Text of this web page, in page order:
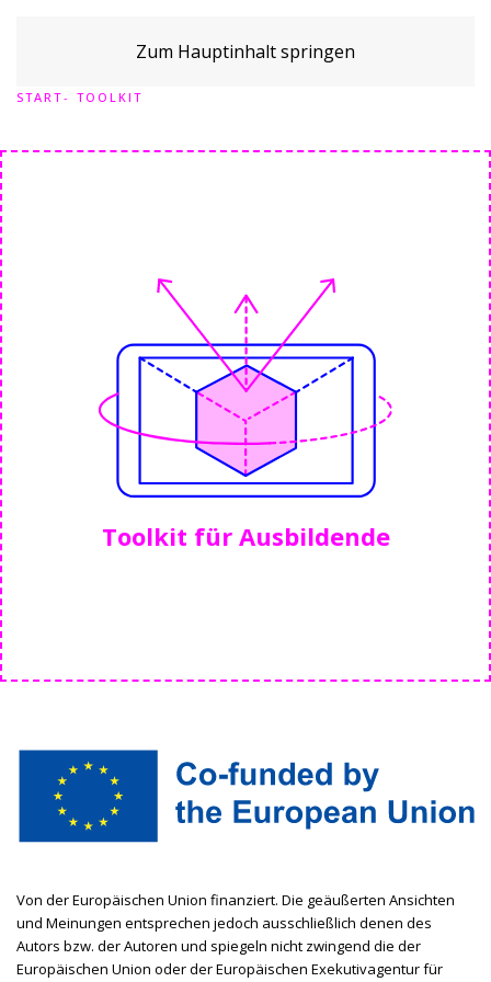
Zum Hauptinhalt springen
START TOOLKIT
Toolkit für Ausbildende
Von der Europäischen Union finanziert. Die geäußerten Ansichten
und Meinungen entsprechen jedoch ausschließlich denen des
Autors bzw. der Autoren und spiegeln nicht zwingend die der
Europäischen Union oder der Europäischen Exekutivagentur für